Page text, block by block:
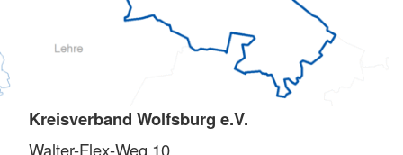
Kreisverband Wolfsburg e.V.
Walter-Flex-Weg 10